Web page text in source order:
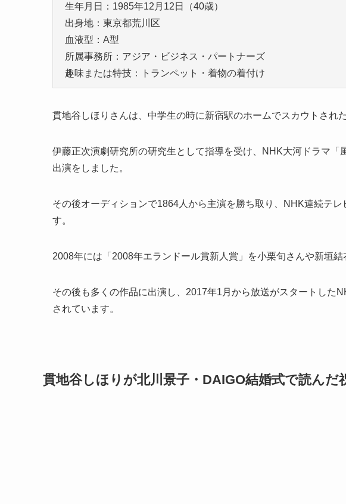
生年月日：1985年12月12日（40歳）
出身地：東京都荒川区
血液型：A型
所属事務所：アジア・ビジネス・パートナーズ
趣味または特技：トランペット・着物の着付け
貫地谷しほりさんは、中学生の時に新宿駅のホームでスカウトされ
伊藤正次演劇研究所の研究生として指導を受け、NHK大河ドラマ「
出演をしました。
その後オーディションで1864人から主演を勝ち取り、NHK連続テ
す。
2008年には「2008年エランドール賞新人賞」を小栗旬さんや新垣結
その後も多くの作品に出演し、2017年1月から放送がスタートした
されています。
貫地谷しほりが北川景子・DAIGO結婚式で読んだ